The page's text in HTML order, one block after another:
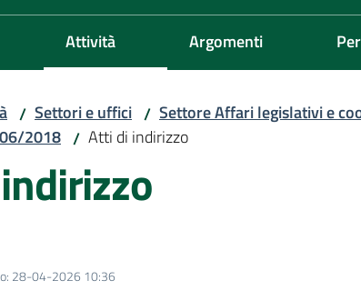
Attività Argomenti
/ Settori e uffici / Settore Affari legislativi e
2018 / Atti di indirizzo
: 28-04-2026 10:36